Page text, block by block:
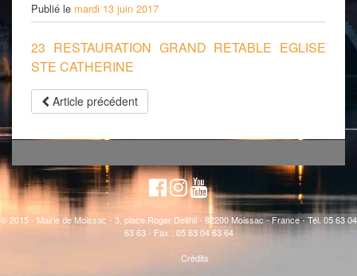
Publié le mardi 13 juin 2017
23 RESTAURATION GRAND RETABLE EGLISE
STE CATHERINE
Article précédent
© 2015 - Mairie de Moissac - 3, place Roger Delthil - 82200 Moissac - France - Tél. 05 63 04
63 63 - Fax : 05 63 04 63 64
Crédits